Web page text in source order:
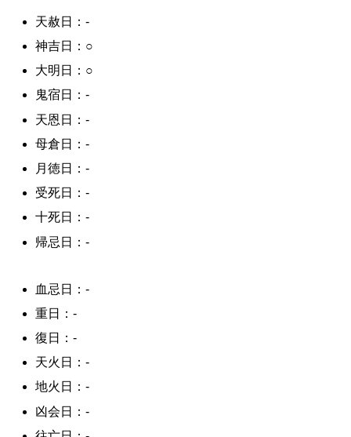
天赦日：-
神吉日：○
大明日：○
鬼宿日：-
天恩日：-
母倉日：-
月徳日：-
受死日：-
十死日：-
帰忌日：-
血忌日：-
重日：-
復日：-
天火日：-
地火日：-
凶会日：-